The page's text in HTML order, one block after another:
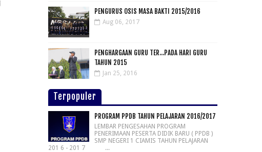
PENGURUS OSIS MASA BAKTI 2015/2016
Aug 06, 2017
PENGHARGAAN GURU TER...PADA HARI GURU
TAHUN 2015
Jan 25, 2016
Terpopuler
PROGRAM PPDB TAHUN PELAJARAN 2016/2017
LEMBAR PENGESAHAN PROGRAM
PENERIMAAN PESERTA DIDIK BARU ( PPDB )
SMP NEGERI 1 CIAMIS TAHUN PELAJARAN
201 6 - 201 7 ...